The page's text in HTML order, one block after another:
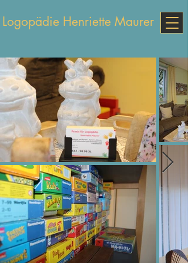
Logopädie Henriette Maurer